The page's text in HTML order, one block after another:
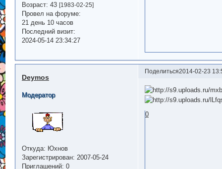
Возраст: 43 [1983-02-25]
Провел на форуме:
21 день 10 часов
Последний визит:
2024-05-14 23:34:27
Поделиться2014-02-23
Deymos
Модератор
Откуда: Юхнов
Зарегистрирован: 2007-05-24
Приглашений: 0
0